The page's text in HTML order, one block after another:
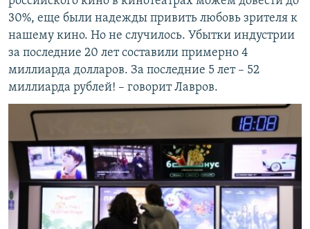
30%, еще были надежды привить любовь зрителя к
нашему кино. Но не случилось. Убытки индустрии
за последние 20 лет составили примерно 4
миллиарда долларов. За последние 5 лет – 52
миллиарда рублей! – говорит Лавров.